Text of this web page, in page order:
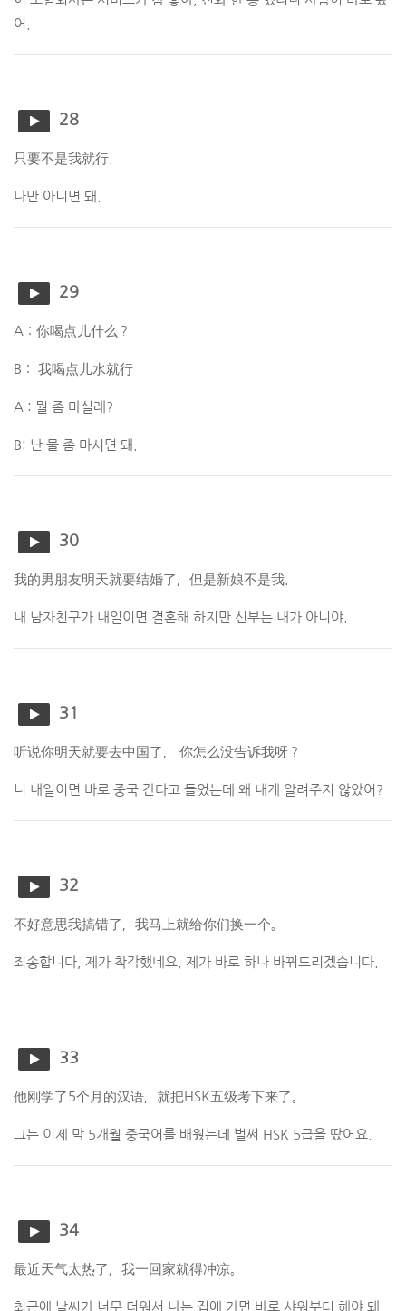
어.
28
只要不是我就行.
나만 아니면 돼.
29
A：你喝点儿什么？
B： 我喝点儿水就行
A : 뭘 좀 마실래?
B: 난 물 좀 마시면 돼.
30
我的男朋友明天就要结婚了，但是新娘不是我.
내 남자친구가 내일이면 결혼해 하지만 신부는 내가 아니야.
31
听说你明天就要去中国了， 你怎么没告诉我呀？
너 내일이면 바로 중국 간다고 들었는데 왜 내게 알려주지 않았어?
32
不好意思我搞错了，我马上就给你们换一个。
죄송합니다, 제가 착각했네요, 제가 바로 하나 바꿔드리겠습니다.
33
他刚学了5个月的汉语，就把HSK五级考下来了。
그는 이제 막 5개월 중국어를 배웠는데 벌써 HSK 5급을 땄어요.
34
最近天气太热了，我一回家就得冲凉。
최근에 날씨가 너무 더워서 나는 집에 가면 바로 샤워부터 해야 돼.